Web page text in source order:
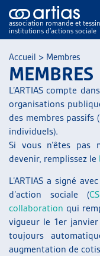
association romande et
institutions d’actions sociale
NOS PUBLICATIONS
ARTICLES
DOSSIERS DU MOIS
VEILLE
RESSOURCES
THÉMATIQUES
GUIDE SOCIAL
Accueil > Membres
MEMBRES
L’ARTIAS compte
organisations
des membres passifs
individuels).
Si vous n’êtes pas
devenir, remplissez le
L’ARTIAS a signé
d’action sociale (
collaboration qui
vigueur le 1er janvier
toujours
augmentation de